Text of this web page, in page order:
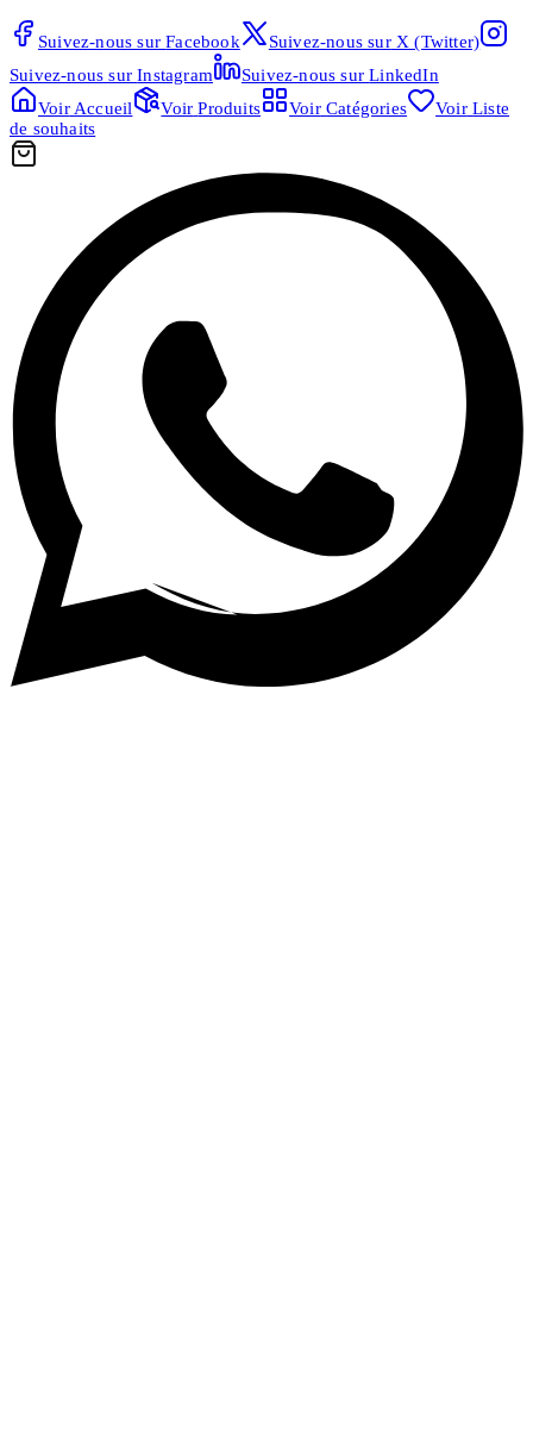
Suivez-nous sur Facebook Suivez-nous sur X (Twitter)
Suivez-nous sur Instagram Suivez-nous sur LinkedIn
Voir Accueil Voir Produits Voir Catégories Voir Liste
de souhaits